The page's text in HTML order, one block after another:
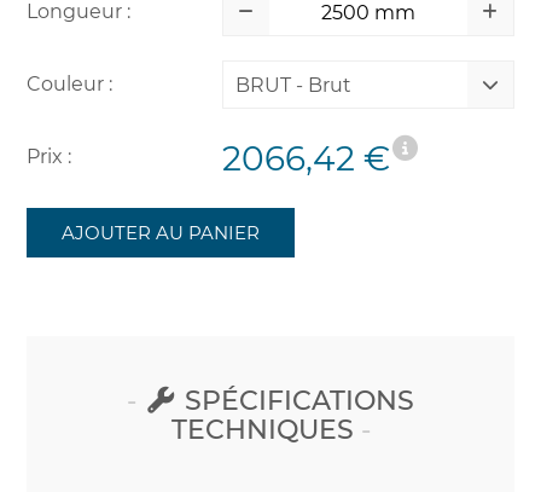
Longueur :
Couleur : BRUT - Brut
Prix : 2066,42 €
AJOUTER AU PANIER
SPÉCIFICATIONS
TECHNIQUES